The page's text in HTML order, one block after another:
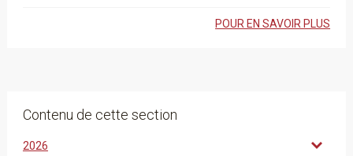
POUR EN SAVOIR PLUS
Contenu de cette section
2026